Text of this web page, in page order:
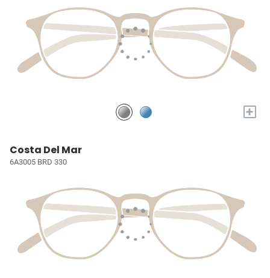
+
Costa Del Mar
6A3005 BRD 330